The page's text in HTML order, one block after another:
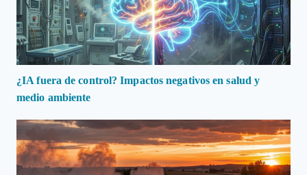
¿IA fuera de control? Impactos negativos en salud y
medio ambiente